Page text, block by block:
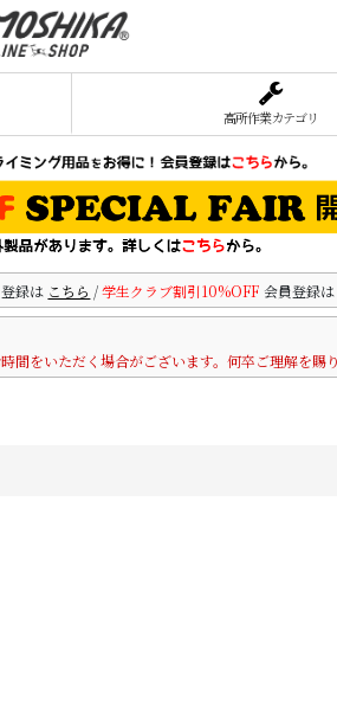
高所作業カテゴリ
録は こちら /学生クラブ割引10%OFF 会員登録
をいただく場合がございます。何卒ご理解を賜